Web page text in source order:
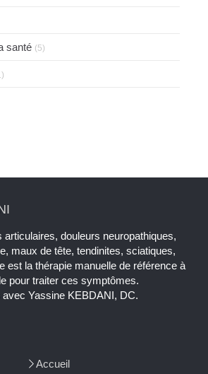
santé (5)
articulaires, douleurs neuropathiques,
maux de tête, tendinites, sciatiques,
est la thérapie manuelle de référence à
pour traiter ces symptômes.
Yassine KEBDANI, DC.
Accueil